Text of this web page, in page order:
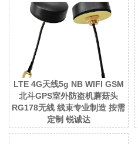
LTE 4G天线5g NB WIFI GSM
北斗GPS室外防盗机蘑菇头
RG178无线 线束专业制造 按需
定制 锐诚达